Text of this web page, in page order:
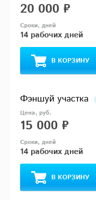
20 000 ₽
14 рабочих дней
В КОРЗИНУ
Фэншуй участка
15 000 ₽
14 рабочих дней
В КОРЗИНУ